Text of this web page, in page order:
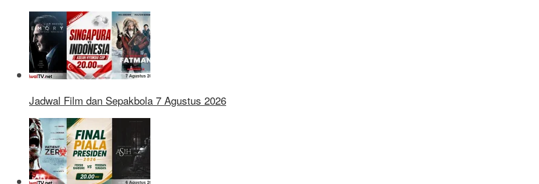
Jadwal Film dan Sepakbola 7 Agustus 2026